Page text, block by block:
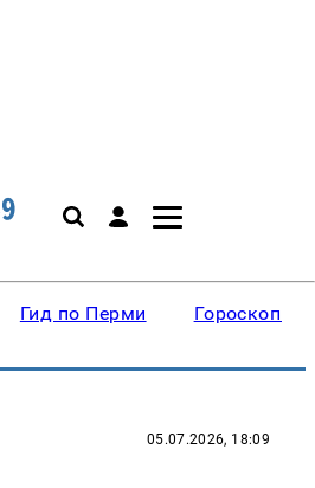
Гид по Перми Гороскопы
05.07.2026, 18:09